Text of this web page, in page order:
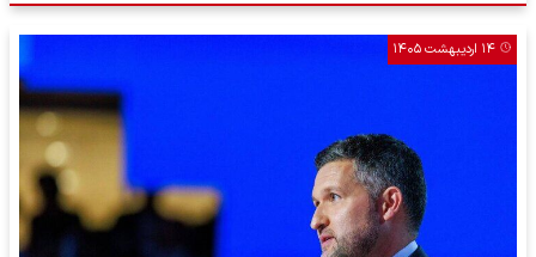
۱۴ اردیبهشت ۱۴۰۵